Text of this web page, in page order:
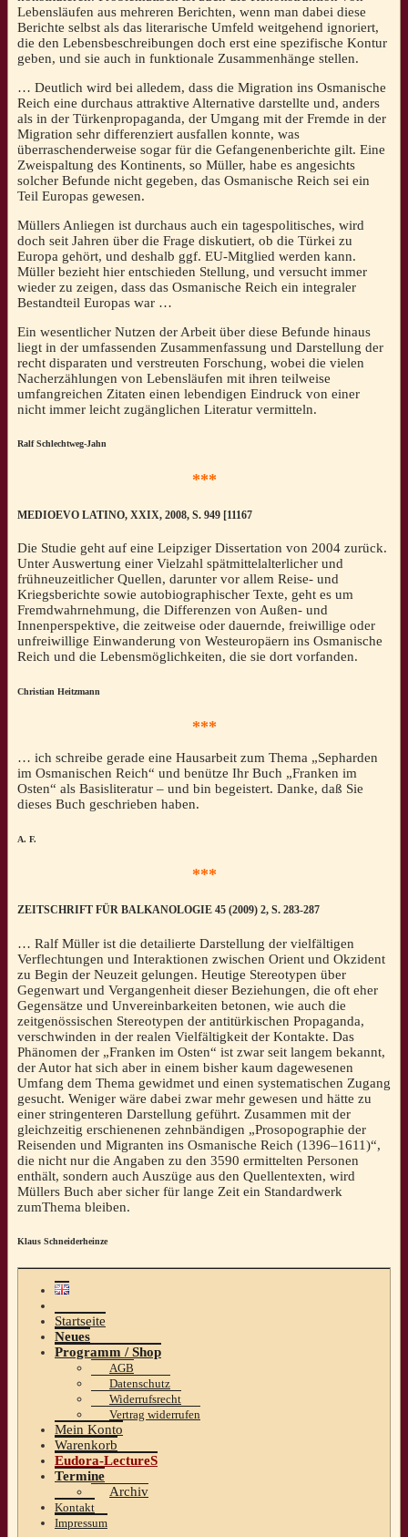
Lebensläufen aus mehreren Berichten, wenn man dabei diese
Berichte selbst als das literarische Umfeld weitgehend ignoriert,
die den Lebensbeschreibungen doch erst eine spezifische Kontur
geben, und sie auch in funktionale Zusammenhänge stellen.
… Deutlich wird bei alledem, dass die Migration ins Osmanische
Reich eine durchaus attraktive Alternative darstellte und, anders
als in der Türkenpropaganda, der Umgang mit der Fremde in der
Migration sehr differenziert ausfallen konnte, was
überraschenderweise sogar für die Gefangenenberichte gilt. Eine
Zweispaltung des Kontinents, so Müller, habe es angesichts
solcher Befunde nicht gegeben, das Osmanische Reich sei ein
Teil Europas gewesen.
Müllers Anliegen ist durchaus auch ein tagespolitisches, wird
doch seit Jahren über die Frage diskutiert, ob die Türkei zu
Europa gehört, und deshalb ggf. EU-Mitglied werden kann.
Müller bezieht hier entschieden Stellung, und versucht immer
wieder zu zeigen, dass das Osmanische Reich ein integraler
Bestandteil Europas war …
Ein wesentlicher Nutzen der Arbeit über diese Befunde hinaus
liegt in der umfassenden Zusammenfassung und Darstellung der
recht disparaten und verstreuten Forschung, wobei die vielen
Nacherzählungen von Lebensläufen mit ihren teilweise
umfangreichen Zitaten einen lebendigen Eindruck von einer
nicht immer leicht zugänglichen Literatur vermitteln.
Ralf Schlechtweg-Jahn
***
MEDIOEVO LATINO, XXIX, 2008, S. 949 [11167
Die Studie geht auf eine Leipziger Dissertation von 2004 zurück.
Unter Auswertung einer Vielzahl spätmittelalterlicher und
frühneuzeitlicher Quellen, darunter vor allem Reise- und
Kriegsberichte sowie autobiographischer Texte, geht es um
Fremdwahrnehmung, die Differenzen von Außen- und
Innenperspektive, die zeitweise oder dauernde, freiwillige oder
unfreiwillige Einwanderung von Westeuropäern ins Osmanische
Reich und die Lebensmöglichkeiten, die sie dort vorfanden.
Christian Heitzmann
***
… ich schreibe gerade eine Hausarbeit zum Thema „Sepharden
im Osmanischen Reich“ und benütze Ihr Buch „Franken im
Osten“ als Basisliteratur – und bin begeistert. Danke, daß Sie
dieses Buch geschrieben haben.
A. F.
***
ZEITSCHRIFT FÜR BALKANOLOGIE 45 (2009) 2, S. 283-287
… Ralf Müller ist die detailierte Darstellung der vielfältigen
Verflechtungen und Interaktionen zwischen Orient und Okzident
zu Begin der Neuzeit gelungen. Heutige Stereotypen über
Gegenwart und Vergangenheit dieser Beziehungen, die oft eher
Gegensätze und Unvereinbarkeiten betonen, wie auch die
zeitgenössischen Stereotypen der antitürkischen Propaganda,
verschwinden in der realen Vielfältigkeit der Kontakte. Das
Phänomen der „Franken im Osten“ ist zwar seit langem bekannt,
der Autor hat sich aber in einem bisher kaum dagewesenen
Umfang dem Thema gewidmet und einen systematischen Zugang
gesucht. Weniger wäre dabei zwar mehr gewesen und hätte zu
einer stringenteren Darstellung geführt. Zusammen mit der
gleichzeitig erschienenen zehnbändigen „Prosopographie der
Reisenden und Migranten ins Osmanische Reich (1396–1611)“,
die nicht nur die Angaben zu den 3590 ermittelten Personen
enthält, sondern auch Auszüge aus den Quellentexten, wird
Müllers Buch aber sicher für lange Zeit ein Standardwerk
zumThema bleiben.
Klaus Schneiderheinze
Startseite
Neues
Programm / Shop
AGB
Datenschutz
Widerrufsrecht
Vertrag widerrufen
Mein Konto
Warenkorb
Eudora-LectureS
Termine
Archiv
Kontakt
Impressum